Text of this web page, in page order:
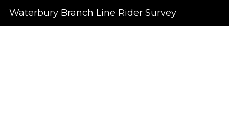
Waterbury Branch Line Rider Survey